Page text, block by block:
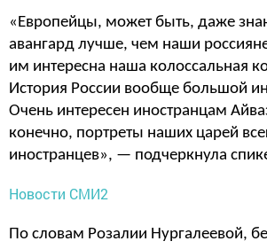
«Европейцы, может быть, даже
авангард лучше, чем наши
им интересна наша колоссальная
История России вообще большой
Очень интересен иностранцам
конечно, портреты наших царей
иностранцев», — подчеркнула
Новости СМИ2
По словам Розалии Нургалеевой,